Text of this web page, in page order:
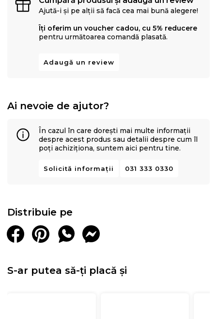
Ajută-i și pe alții să facă cea mai bună alegere!
Îți oferim un voucher cadou, cu 5% reducere
pentru următoarea comandă plasată.
Adaugă un review
Ai nevoie de ajutor?
În cazul în care dorești mai multe informații
despre acest produs sau detalii despre cum îl
poți achiziționa, suntem aici pentru tine.
Solicită informații 031 333 0330
Distribuie pe
S-ar putea să-ți placă și